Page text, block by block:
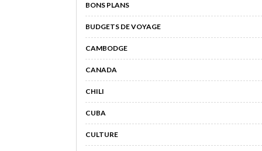
BONS PLANS
BUDGETS DE VOYAGE
CAMBODGE
CANADA
CHILI
CUBA
CULTURE